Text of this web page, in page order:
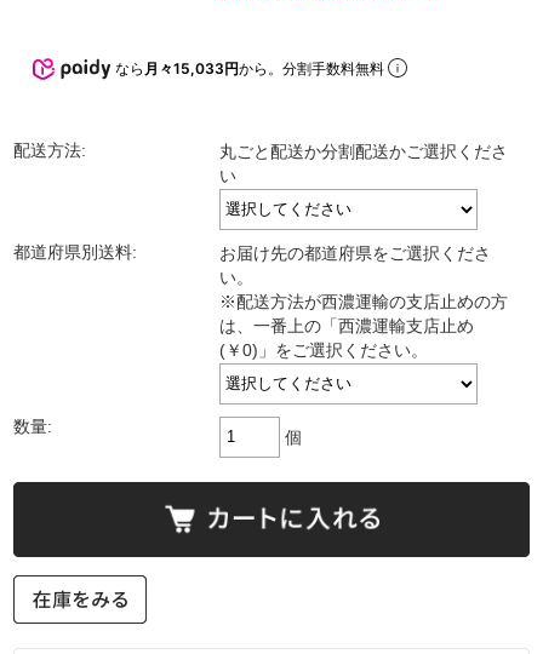
なら 月々15,033円から。分割手数料無料
配送方法:
丸ごと配送か分割配送かご選択くださ
い
都道府県別送料:
お届け先の都道府県をご選択くださ
い。
※配送方法が西濃運輸の支店止めの方
は、一番上の「西濃運輸支店止め
(￥0)」をご選択ください。
数量:
個